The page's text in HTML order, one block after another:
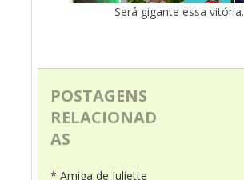
Será gigante essa vitória.
POSTAGENS
RELACIONAD
AS
* Amiga de Juliette